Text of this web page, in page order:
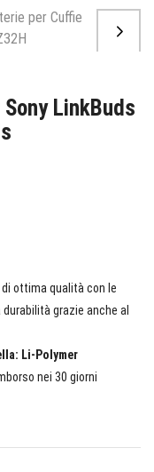
LinkBuds
ottima qualità con le
grazie anche al
Li-Polymer
nei 30 giorni